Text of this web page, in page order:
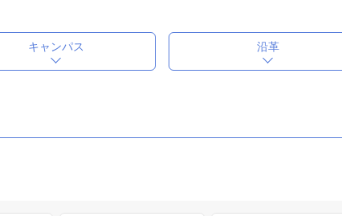
キャンパス 沿革